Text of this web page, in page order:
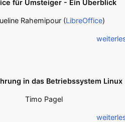
für Umsteiger - Ein Überblick
Rahemipour (LibreOffice)
in das Betriebssystem Linux
Timo Pagel